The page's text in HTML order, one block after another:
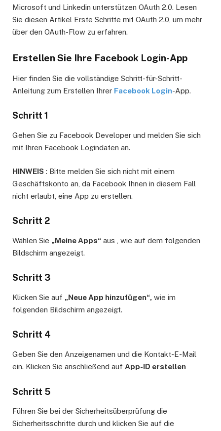
Microsoft und Linkedin unterstützen OAuth 2.0. Lesen
Sie diesen Artikel Erste Schritte mit OAuth 2.0, um mehr
über den OAuth-Flow zu erfahren.
Erstellen Sie Ihre Facebook Login-App
Hier finden Sie die vollständige Schritt-für-Schritt-
Anleitung zum Erstellen Ihrer Facebook Login-App.
Schritt 1
Gehen Sie zu Facebook Developer und melden Sie sich
mit Ihren Facebook Logindaten an.
HINWEIS : Bitte melden Sie sich nicht mit einem
Geschäftskonto an, da Facebook Ihnen in diesem Fall
nicht erlaubt, eine App zu erstellen.
Schritt 2
Wählen Sie „Meine Apps“ aus , wie auf dem folgenden
Bildschirm angezeigt.
Schritt 3
Klicken Sie auf „Neue App hinzufügen“, wie im
folgenden Bildschirm angezeigt.
Schritt 4
Geben Sie den Anzeigenamen und die Kontakt-E-Mail
ein. Klicken Sie anschließend auf App-ID erstellen
Schritt 5
Führen Sie bei der Sicherheitsüberprüfung die
Sicherheitsschritte durch und klicken Sie auf die